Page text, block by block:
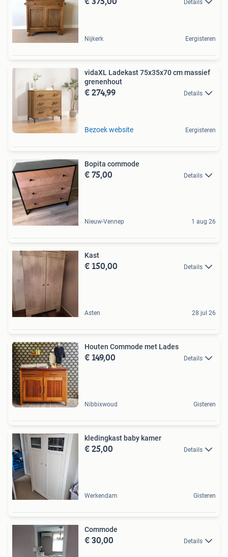
Details
Nijkerk Eergisteren
vidaXL Ladekast 75x35x70 cm massief
grenenhout
€ 274,99 Details
Bezoek website Eergisteren
Bopita commode
€ 75,00 Details
Nieuw-Vennep 1 aug 26
Kast
€ 150,00 Details
Asten 28 jul 26
Houten Commode met Lades
€ 149,00 Details
Nibbixwoud Gisteren
kledingkast baby kamer
€ 25,00 Details
Werkendam Gisteren
Commode
€ 30,00 Details